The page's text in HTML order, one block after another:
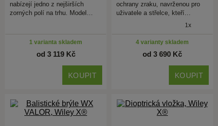
nabízejí jedno z nejširších
zorných polí na trhu. Model…
1 varianta skladem
od 3 119 Kč
KOUPIT
ochrany zraku, navrženou pro
uživatele a střelce, kteří…
1x
4 varianty skladem
od 3 690 Kč
KOUPIT